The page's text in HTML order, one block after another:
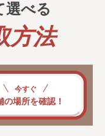
選べる
方法
今すぐ
の場所を確認！